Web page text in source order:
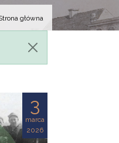
główna
3
marca
2026